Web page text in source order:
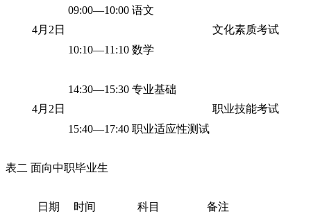
4月2日
09:00―10:00 语文
文化素质考试
10:10―11:10 数学
4月2日
14:30―15:30 专业基础
职业技能考试
15:40―17:40 职业适应性测试
表二 面向中职毕业生
日期 时间 科目 备注